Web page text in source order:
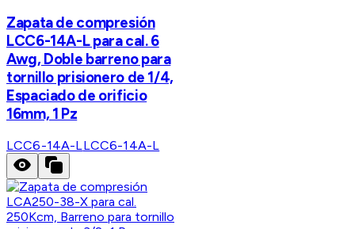
Zapata de compresión
LCC6-14A-L para cal. 6
Awg, Doble barreno para
tornillo prisionero de 1/4,
Espaciado de orificio
16mm, 1 Pz
LCC6-14A-LLCC6-14A-L